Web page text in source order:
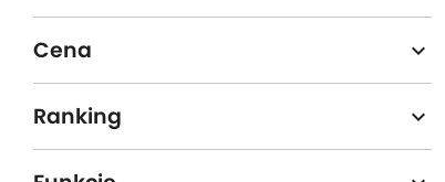
Cena expand_more
Darmowe
Płatne
Ranking expand_more
4,5 i wyższa